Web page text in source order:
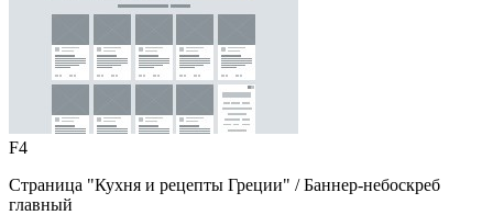
F4
Страница "Кухня и рецепты Греции" / Баннер-небоскреб
главный